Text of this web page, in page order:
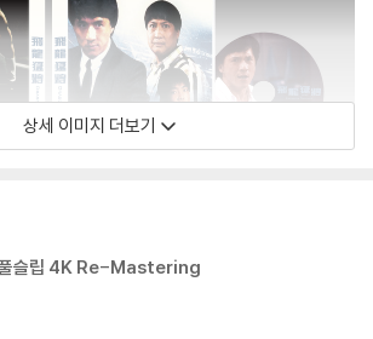
상세 이미지 더보기
슬립 4K Re-Mastering